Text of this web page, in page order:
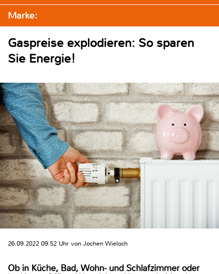
Marke:
Gaspreise explodieren: So sparen
Sie Energie!
26.09.2022 09:52 Uhr von Jochen Wieloch
Ob in Küche, Bad, Wohn- und Schlafzimmer oder